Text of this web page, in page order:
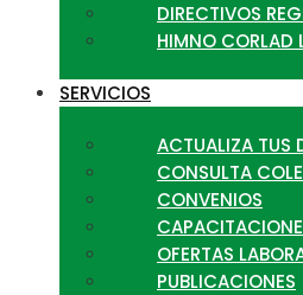
DIRECTIVOS
HIMNO CORLAD
SERVICIOS
ACTUALIZA TUS
CONSULTA
CONVENIOS
OFERTAS
PUBLICACIONES